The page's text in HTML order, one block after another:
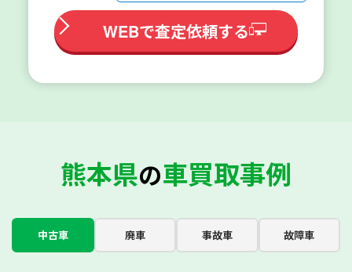
WEBで査定依頼する
熊本県の車買取事例
中古車 廃車 事故車 故障車